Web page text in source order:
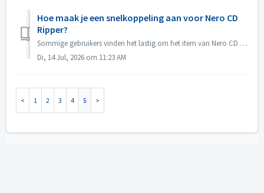
Hoe maak je een snelkoppeling aan voor Nero CD
Ripper?
Sommige gebruikers vinden het lastig om het item van Nero CD Ripper te vinden en moeten elke keer naar de Microsoft Store gaan om het programma te openen. ...
Di, 14 Jul, 2026 om 11:23 AM
1 2 3 4 5